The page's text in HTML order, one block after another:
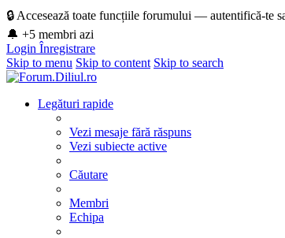
🔒 Accesează toate funcțiile forumului — autentifică-te
🔔 +5 membri azi
Login Înregistrare
Skip to menu Skip to content Skip to search
Legături rapide
Vezi mesaje fără răspuns
Vezi subiecte active
Căutare
Membri
Echipa